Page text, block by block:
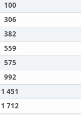
100
306
382
559
575
992
1 451
1 712